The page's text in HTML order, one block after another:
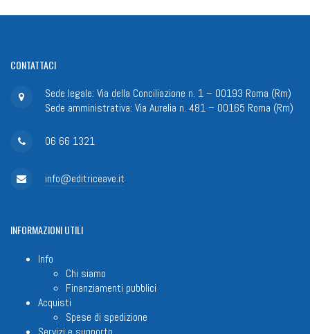
CONTATTACI
Sede legale: Via della Conciliazione n. 1 – 00193 Roma (Rm)
Sede amministrativa: Via Aurelia n. 481 – 00165 Roma (Rm)
06 66 1321
info@editriceave.it
INFORMAZIONIUTILI
Info
Chi siamo
Finanziamenti pubblici
Acquisti
Spese di spedizione